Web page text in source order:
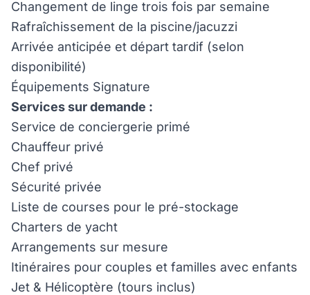
Changement de linge trois fois par semaine
Rafraîchissement de la piscine/jacuzzi
Arrivée anticipée et départ tardif (selon
disponibilité)
Équipements Signature
Services sur demande :
Service de conciergerie primé
Chauffeur privé
Chef privé
Sécurité privée
Liste de courses pour le pré-stockage
Charters de yacht
Arrangements sur mesure
Itinéraires pour couples et familles avec enfants
Jet & Hélicoptère (tours inclus)